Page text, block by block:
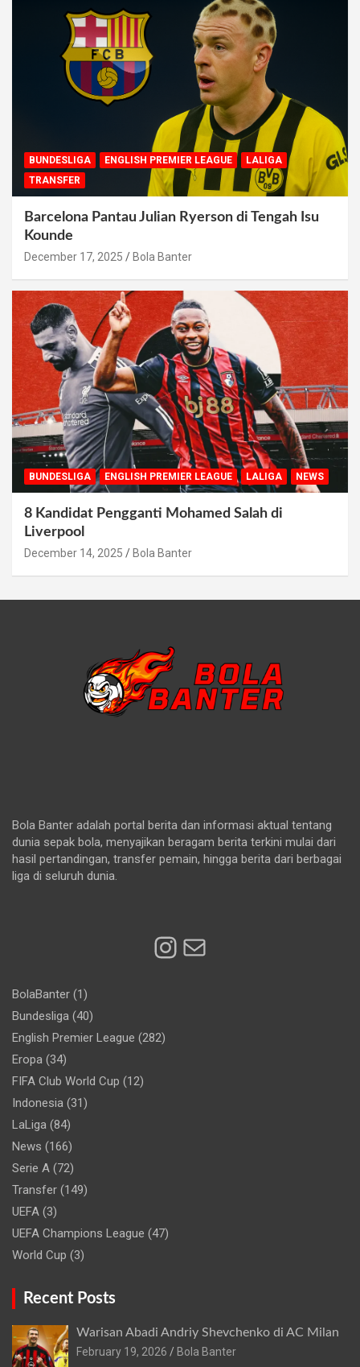
BUNDESLIGA ENGLISH PREMIER LEAGUE
LALIGA
TRANSFER
Barcelona Pantau Julian Ryerson di Tengah Isu
Kounde
December 17, 2025 Bola Banter
BUNDESLIGA ENGLISH PREMIER LEAGUE LALIGA NEWS
8 Kandidat Pengganti Mohamed Salah di
Liverpool
December 14, 2025 Bola Banter
Bola Banter adalah portal berita dan informasi aktual tentang
dunia sepak bola, menyajikan beragam berita terkini mulai dari
hasil pertandingan, transfer pemain, hingga berita dari berbagai
liga di seluruh dunia.
Instagram
Mail
BolaBanter (1)
Bundesliga (40)
English Premier League (282)
Eropa (34)
FIFA Club World Cup (12)
Indonesia (31)
LaLiga (84)
News (166)
Serie A (72)
Transfer (149)
UEFA (3)
UEFA Champions League (47)
World Cup (3)
Recent Posts
Warisan Abadi Andriy Shevchenko di AC Milan
February 19, 2026
Bola Banter